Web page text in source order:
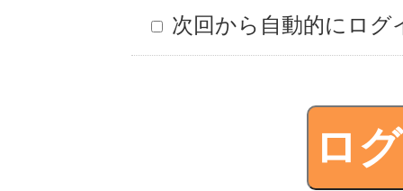
次回から自動的にログ